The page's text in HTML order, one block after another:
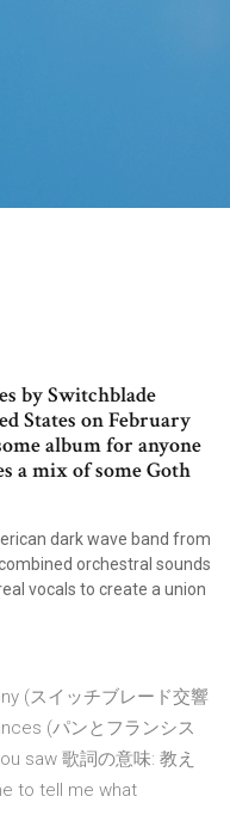
by Switchblade
States on February
album for anyone
a mix of some Goth
dark wave band from
orchestral sounds
vocals to create a union
(スイッチブレード交響
(パンとフランシス
saw 歌詞の意味: 教え
to tell me what